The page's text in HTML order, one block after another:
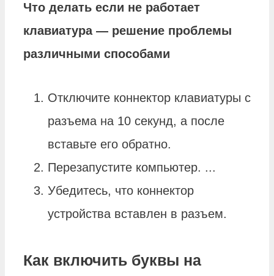
Что делать если не работает
клавиатура— решение проблемы
различными способами
Отключите коннектор клавиатуры с
разъема на 10 секунд, а после
вставьте его обратно.
Перезапустите компьютер. ...
Убедитесь, что коннектор
устройства вставлен в разъем.
Как включить буквы на